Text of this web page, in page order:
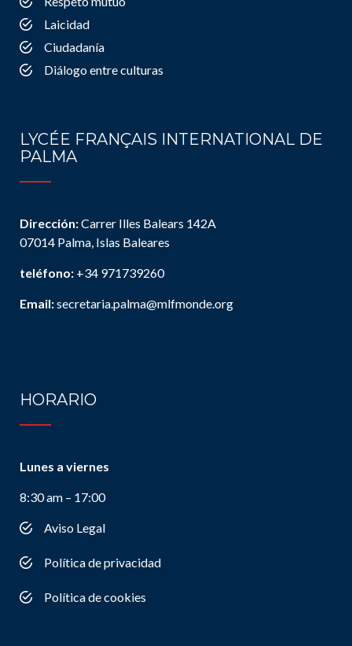
Laicidad
Ciudadanía
Diálogo entre culturas
LYCÉE FRANÇAIS INTERNATIONAL DE
PALMA
Dirección:Carrer Illes Balears 142A
07014 Palma, Islas Baleares
teléfono: +34 971739260
Email:secretaria.palma@mlfmonde.org
HORARIO
Lunes a viernes
8:30 am – 17:00
Aviso Legal
Política de privacidad
Política de cookies